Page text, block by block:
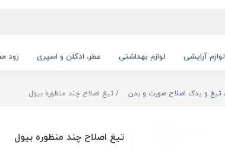
لوازم آرایشی لوازم بهداشتی عطر، ادکلن و اسپری زود
تیغ و یدک اصلاح صورت و بدن تیغ اصلاح چند منظوره بیول
تیغ اصلاح چند منظوره بیول